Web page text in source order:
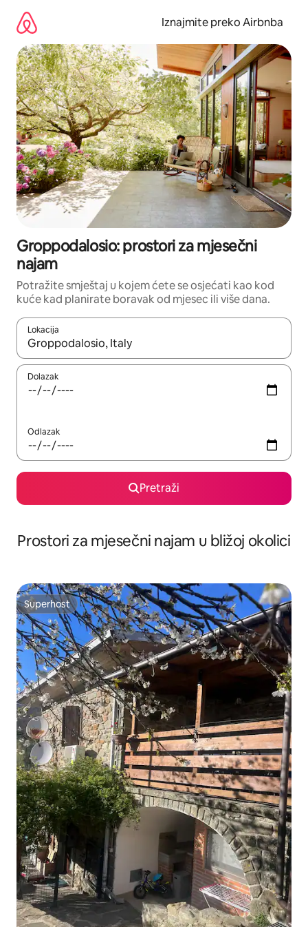
sadržaj
Iznajmite preko Airbnba
Groppodalosio: prostori za mjesečni
najam
Potražite smještaj u kojem ćete se osjećati kao kod
kuće kad planirate boravak od mjesec ili više dana.
Lokacija
Kada budu dostupni rezultati, moći ćete ih pregledati
Dolazak
Odlazak
Pretraži
Prostori za mjesečni najam u bližoj okolici
Superhost
Superhost